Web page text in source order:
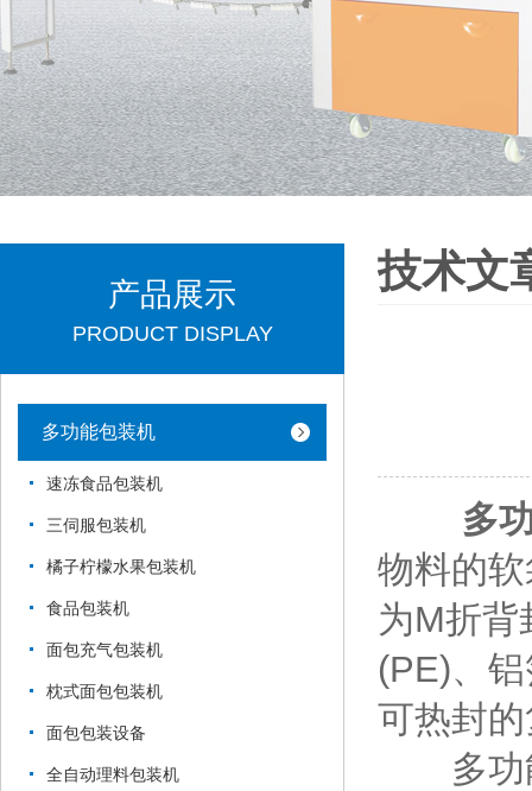
产品展示
PRODUCT DISPLAY
多功能包装机
速冻食品包装机
三伺服包装机
橘子柠檬水果包装机
食品包装机
面包充气包装机
枕式面包包装机
面包包装设备
全自动理料包装机
技术文
多
物料的
为M折背
(PE)、
可热封
多功